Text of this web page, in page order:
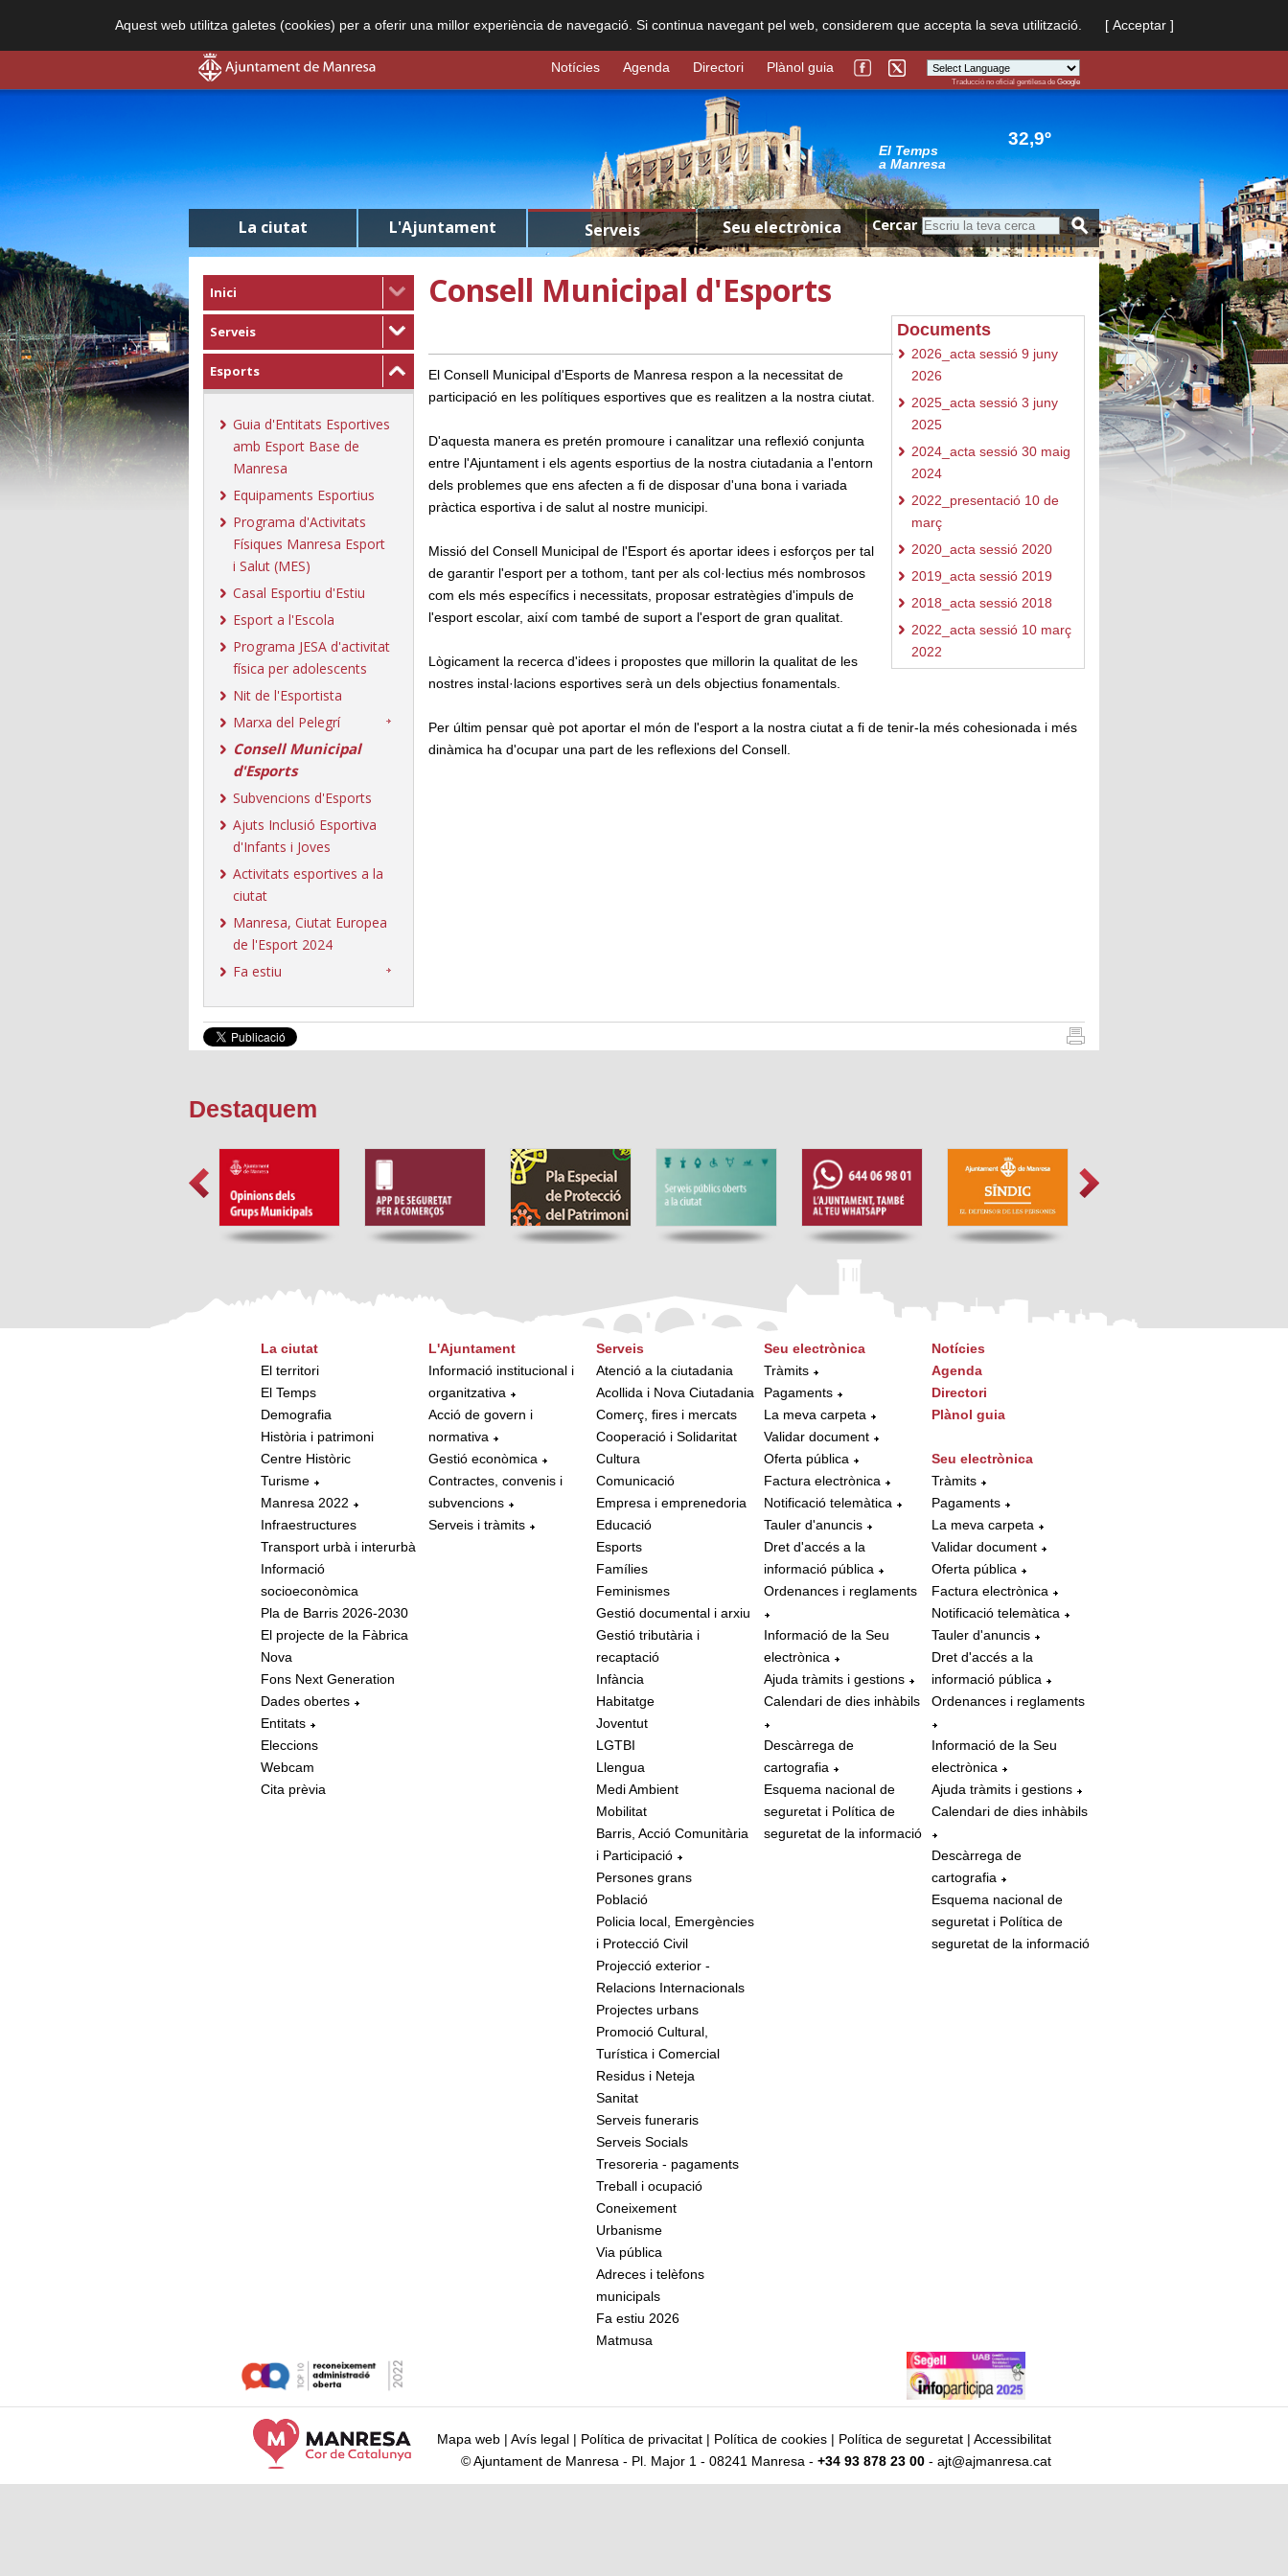
Aquest web utilitza galetes (cookies) per a oferir una millor experiència de navegació. Si continua navegant pel web, considerem que accepta la seva utilització. [ Acceptar ]
Powered by
Traducció no oficial gentilesa de Google
Notícies Agenda Directori Plànol guia
El Temps
a Manresa
32,9º
La ciutat L'Ajuntament Serveis Seu electrònica Cercar
Inici
Serveis
Esports
Guia d'Entitats Esportives
amb Esport Base de
Manresa
Equipaments Esportius
Programa d'Activitats
Físiques Manresa Esport
i Salut (MES)
Casal Esportiu d'Estiu
Esport a l'Escola
Programa JESA d'activitat
física per adolescents
Nit de l'Esportista
Marxa del Pelegrí
Consell Municipal
d'Esports
Subvencions d'Esports
Ajuts Inclusió Esportiva
d'Infants i Joves
Activitats esportives a la
ciutat
Manresa, Ciutat Europea
de l'Esport 2024
Fa estiu
Consell Municipal d'Esports
Documents
2026_acta sessió 9 juny
2026
2025_acta sessió 3 juny
2025
2024_acta sessió 30 maig
2024
2022_presentació 10 de
març
2020_acta sessió 2020
2019_acta sessió 2019
2018_acta sessió 2018
2022_acta sessió 10 març
2022
El Consell Municipal d'Esports de Manresa respon a la necessitat de
participació en les polítiques esportives que es realitzen a la nostra ciutat.
D'aquesta manera es pretén promoure i canalitzar una reflexió conjunta
entre l'Ajuntament i els agents esportius de la nostra ciutadania a l'entorn
dels problemes que ens afecten a fi de disposar d'una bona i variada
pràctica esportiva i de salut al nostre municipi.
Missió del Consell Municipal de l'Esport és aportar idees i esforços per tal
de garantir l'esport per a tothom, tant per als col·lectius més nombrosos
com els més específics i necessitats, proposar estratègies d'impuls de
l'esport escolar, així com també de suport a l'esport de gran qualitat.
Lògicament la recerca d'idees i propostes que millorin la qualitat de les
nostres instal·lacions esportives serà un dels objectius fonamentals.
Per últim pensar què pot aportar el món de l'esport a la nostra ciutat a fi de tenir-la més cohesionada i més
dinàmica ha d'ocupar una part de les reflexions del Consell.
Destaquem
La ciutat
El territori
El Temps
Demografia
Història i patrimoni
Centre Històric
Turisme
Manresa 2022
Infraestructures
Transport urbà i interurbà
Informació
socioeconòmica
Pla de Barris 2026-2030
El projecte de la Fàbrica
Nova
Fons Next Generation
Dades obertes
Entitats
Eleccions
Webcam
Cita prèvia
L'Ajuntament
Informació institucional i
organitzativa
Acció de govern i
normativa
Gestió econòmica
Contractes, convenis i
subvencions
Serveis i tràmits
Serveis
Atenció a la ciutadania
Acollida i Nova Ciutadania
Comerç, fires i mercats
Cooperació i Solidaritat
Cultura
Comunicació
Empresa i emprenedoria
Educació
Esports
Famílies
Feminismes
Gestió documental i arxiu
Gestió tributària i
recaptació
Infància
Habitatge
Joventut
LGTBI
Llengua
Medi Ambient
Mobilitat
Barris, Acció Comunitària
i Participació
Persones grans
Població
Policia local, Emergències
i Protecció Civil
Projecció exterior -
Relacions Internacionals
Projectes urbans
Promoció Cultural,
Turística i Comercial
Residus i Neteja
Sanitat
Serveis funeraris
Serveis Socials
Tresoreria - pagaments
Treball i ocupació
Coneixement
Urbanisme
Via pública
Adreces i telèfons
municipals
Fa estiu 2026
Matmusa
Seu electrònica
Tràmits
Pagaments
La meva carpeta
Validar document
Oferta pública
Factura electrònica
Notificació telemàtica
Tauler d'anuncis
Dret d'accés a la
informació pública
Ordenances i reglaments
Informació de la Seu
electrònica
Ajuda tràmits i gestions
Calendari de dies inhàbils
Descàrrega de
cartografia
Esquema nacional de
seguretat i Política de
seguretat de la informació
Notícies
Agenda
Directori
Plànol guia
Seu electrònica
Tràmits
Pagaments
La meva carpeta
Validar document
Oferta pública
Factura electrònica
Notificació telemàtica
Tauler d'anuncis
Dret d'accés a la
informació pública
Ordenances i reglaments
Informació de la Seu
electrònica
Ajuda tràmits i gestions
Calendari de dies inhàbils
Descàrrega de
cartografia
Esquema nacional de
seguretat i Política de
seguretat de la informació
Mapa web | Avís legal | Política de privacitat | Política de cookies | Política de seguretat | Accessibilitat
© Ajuntament de Manresa - Pl. Major 1 - 08241 Manresa - +34 93 878 23 00 - ajt@ajmanresa.cat